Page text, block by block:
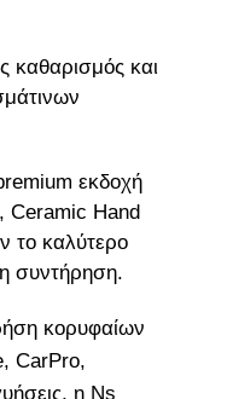
καθαρισμός και
εκδοχή
Ceramic Hand
το καλύτερο
συντήρηση.
κορυφαίων
CarPro,
η Ns